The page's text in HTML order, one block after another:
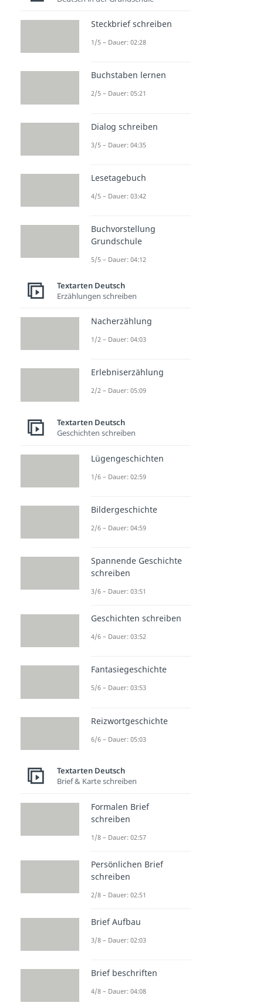
Steckbrief schreiben
1/5 – Dauer: 02:28
Buchstaben lernen
2/5 – Dauer: 05:21
Dialog schreiben
3/5 – Dauer: 04:35
Lesetagebuch
4/5 – Dauer: 03:42
Buchvorstellung
Grundschule
5/5 – Dauer: 04:12
Textarten Deutsch
Erzählungen schreiben
Nacherzählung
1/2 – Dauer: 04:03
Erlebniserzählung
2/2 – Dauer: 05:09
Textarten Deutsch
Geschichten schreiben
Lügengeschichten
1/6 – Dauer: 02:59
Bildergeschichte
2/6 – Dauer: 04:59
Spannende Geschichte
schreiben
3/6 – Dauer: 03:51
Geschichten schreiben
4/6 – Dauer: 03:52
Fantasiegeschichte
5/6 – Dauer: 03:53
Reizwortgeschichte
6/6 – Dauer: 05:03
Textarten Deutsch
Brief & Karte schreiben
Formalen Brief
schreiben
1/8 – Dauer: 02:57
Persönlichen Brief
schreiben
2/8 – Dauer: 02:51
Brief Aufbau
3/8 – Dauer: 02:03
Brief beschriften
4/8 – Dauer: 04:08